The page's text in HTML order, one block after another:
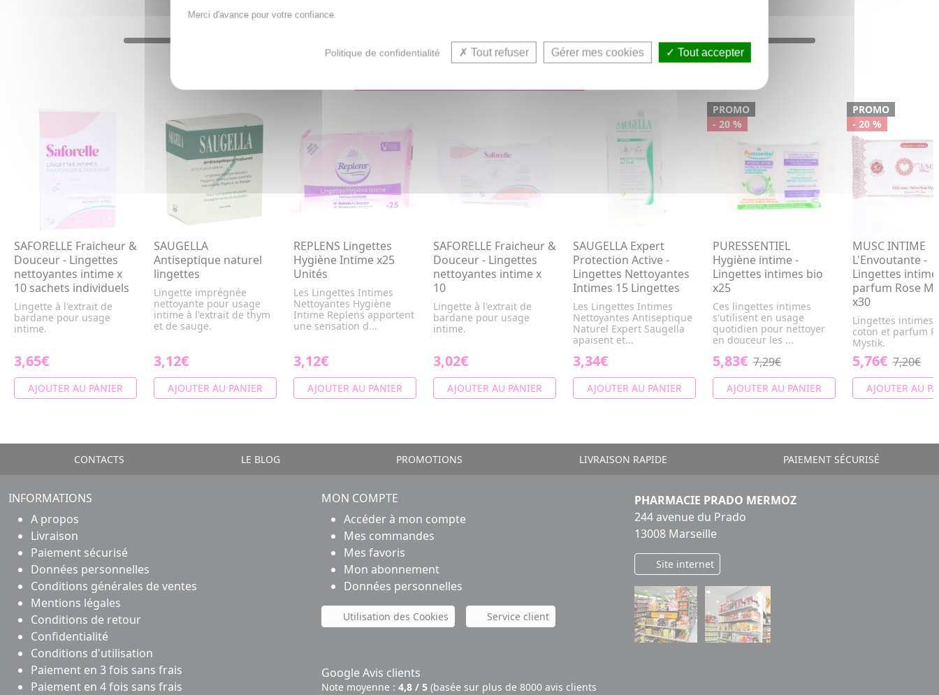
VOUS AIMEREZ AUSSI...
SAFORELLE Fraicheur &
Douceur - Lingettes
nettoyantes intime x
10 sachets individuels
Lingette à l'extrait de
bardane pour usage
intime.
3,65€
AJOUTER AU PANIER
SAUGELLA
Antiseptique naturel
lingettes
Lingette imprégnée
nettoyante pour usage
intime à l'extrait de thym
et de sauge.
3,12€
AJOUTER AU PANIER
REPLENS Lingettes
Hygiène Intime x25
Unités
Les Lingettes Intimes
Nettoyantes Hygiène
Intime Replens apportent
une sensation d...
3,12€
AJOUTER AU PANIER
SAFORELLE Fraicheur &
Douceur - Lingettes
nettoyantes intime x
10
Lingette à l'extrait de
bardane pour usage
intime.
3,02€
AJOUTER AU PANIER
SAUGELLA Expert
Protection Active -
Lingettes Nettoyantes
Intimes 15 Lingettes
Les Lingettes Intimes
Nettoyantes Antiseptique
Naturel Expert Saugella
apaisent et...
3,34€
AJOUTER AU PANIER
PROMO
- 20 %
PURESSENTIEL
Hygiène intime -
Lingettes intimes bio
x25
Ces lingettes intimes
s'utilisent en usage
quotidien pour nettoyer
en douceur les ...
5,83€ 7,29€
AJOUTER AU PANIER
PROMO
- 20 %
MUSC INTIME
L'Envoutante -
Lingettes
parfum Rose
x30
Lingettes intimes
coton et parfum
Mystik.
5,76€ 7,20€
AJOUTER AU
CONTACTS LE BLOG PROMOTIONS LIVRAISON RAPIDE PAIEMENT SÉCURISÉ
INFORMATIONS
A propos
Livraison
Paiement sécurisé
Données personnelles
Conditions générales de ventes
Mentions légales
Conditions de retour
Confidentialité
Conditions d'utilisation
Paiement en 3 fois sans frais
Paiement en 4 fois sans frais
MON COMPTE
Accéder à mon compte
Mes commandes
Mes favoris
Mon abonnement
Données personnelles
Utilisation des Cookies Service client
Google Avis clients
Note moyenne : 4,8 / 5 (basée sur plus de 8000 avis clients
PHARMACIE PRADO MERMOZ
244 avenue du Prado
13008 Marseille
Site internet
Merci d'avance pour votre confiance.
Politique de confidentialité Tout refuser Gérer mes cookies Tout accepter